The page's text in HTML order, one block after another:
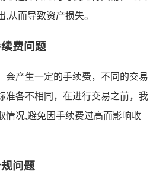
从而导致资产损失。
续费问题
会产生一定的手续费，不同的交易
准各不相同，在进行交易之前，我
情况,避免因手续费过高而影响收
规问题